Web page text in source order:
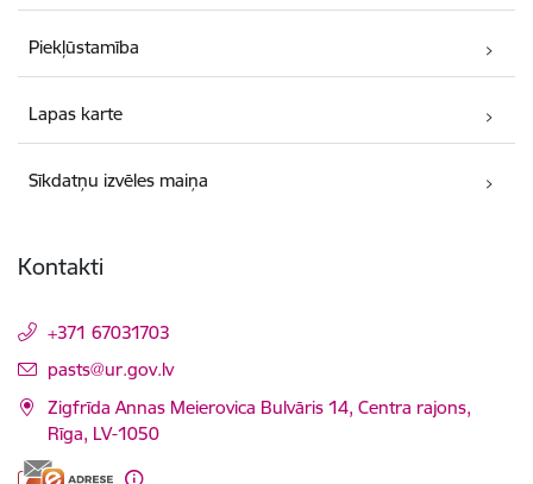
Piekļūstamība
Lapas karte
Sīkdatņu izvēles maiņa
Kontakti
+371 67031703
E-pasts:
pasts@ur.gov.lv
Zigfrīda Annas Meierovica Bulvāris 14, Centra rajons,
Rīga, LV-1050